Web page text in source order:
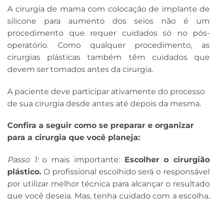
A cirurgia de mama com colocação de implante de
silicone para aumento dos seios não é um
procedimento que requer cuidados só no pós-
operatório. Como qualquer procedimento, as
cirurgias plásticas também têm cuidados que
devem ser tomados antes da cirurgia.
A paciente deve participar ativamente do processo
de sua cirurgia desde antes até depois da mesma.
Confira a seguir como se preparar e organizar
para a cirurgia que você planeja:
Passo 1:o mais importante: Escolher o cirurgião
plástico. O profissional escolhido será o responsável
por utilizar melhor técnica para alcançar o resultado
que você deseja. Mas, tenha cuidado com a escolha,